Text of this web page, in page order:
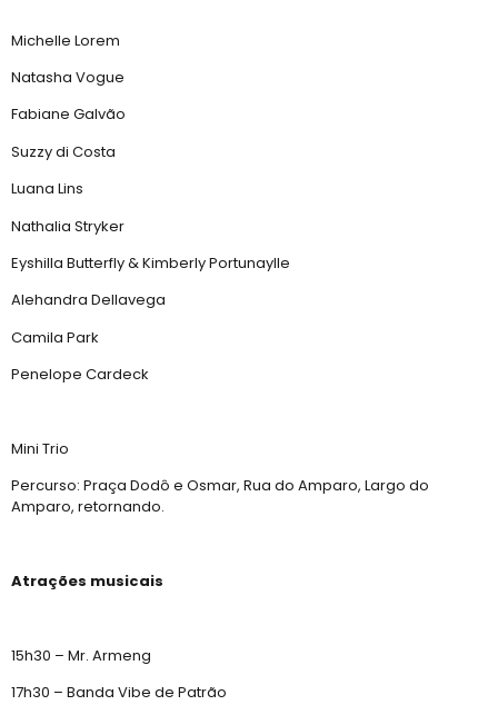
Michelle Lorem
Natasha Vogue
Fabiane Galvão
Suzzy di Costa
Luana Lins
Nathalia Stryker
Eyshilla Butterfly & Kimberly Portunaylle
Alehandra Dellavega
Camila Park
Penelope Cardeck
Mini Trio
Percurso: Praça Dodô e Osmar, Rua do Amparo, Largo do
Amparo, retornando.
Atrações musicais
15h30 – Mr. Armeng
17h30 – Banda Vibe de Patrão